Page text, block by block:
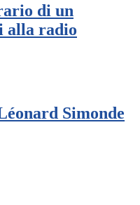
di un
alla radio
Simonde